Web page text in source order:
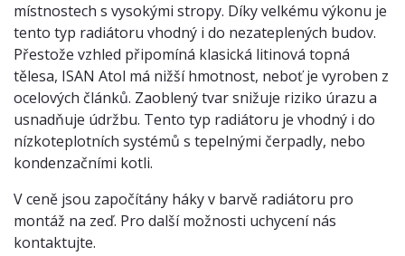
místnostech s vysokými stropy. Díky velkému výkonu je
tento typ radiátoru vhodný i do nezateplených budov.
Přestože vzhled připomíná klasická litinová topná
tělesa, ISAN Atol má nižší hmotnost, neboť je vyroben z
ocelových článků. Zaoblený tvar snižuje riziko úrazu a
usnadňuje údržbu. Tento typ radiátoru je vhodný i do
nízkoteplotních systémů s tepelnými čerpadly, nebo
kondenzačními kotli.
V ceně jsou započítány háky v barvě radiátoru pro
montáž na zeď. Pro další možnosti uchycení nás
kontaktujte.